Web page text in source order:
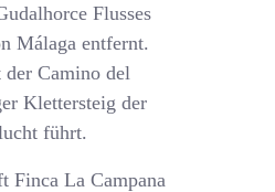
Flusses
Málaga entfernt.
der Camino del
Klettersteig der
führt.
Finca La Campana